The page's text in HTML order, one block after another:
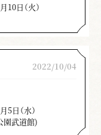
10日（火）
2022/10/04
5日（水）
園武道館)